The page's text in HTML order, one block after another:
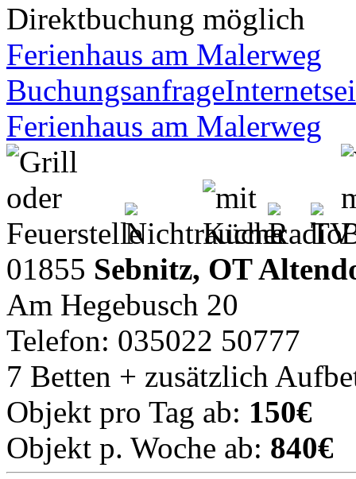
Direktbuchung möglich
Ferienhaus am Malerweg
Buchungsanfrage
Ferienhaus am Malerweg
01855 Sebnitz, OT
Am Hegebusch 20
Telefon: 035022 50777
7 Betten + zusätzlich
Objekt pro Tag ab: 150€
Objekt p. Woche ab: 840€